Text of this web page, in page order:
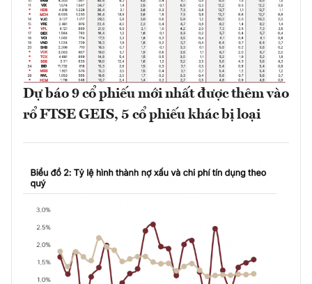
Dự báo 9 cổ phiếu mới nhất được thêm vào
rổ FTSE GEIS, 5 cổ phiếu khác bị loại